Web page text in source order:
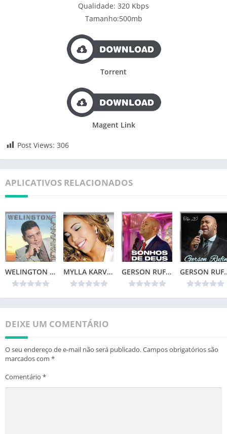
Qualidade: 320 Kbps
Tamanho:500mb
Torrent
Magent Link
Post Views: 306
APLICATIVOS RELACIONADOS
WELINGTON CAMARGO (1999) MYLLA KARVALHO – MINHA VIDA GERSON RUFINO – SONHOS DE DEUS (2024)
DEIXE UM COMENTÁRIO
O seu endereço de e-mail não será publicado.Campos obrigatórios são
marcados com *
Comentário *